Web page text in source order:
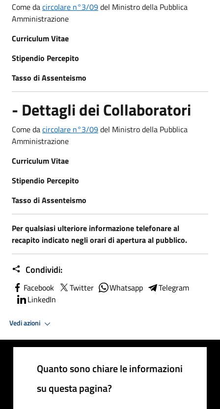
Come dacircolare n°3/09del Ministro della Pubblica
Amministrazione
Curriculum Vitae
Stipendio Percepito
Tasso di Assenteismo
- Dettagli dei Collaboratori
Come dacircolare n°3/09del Ministro della Pubblica
Amministrazione
Curriculum Vitae
Stipendio Percepito
Tasso di Assenteismo
Per qualsiasi ulteriore informazione telefonare al
recapito indicato negli orari di apertura al pubblico.
Condividi:
Facebook Twitter Whatsapp
Telegram
LinkedIn
Vedi azioni
Quanto sono chiare le informazioni
su questa pagina?